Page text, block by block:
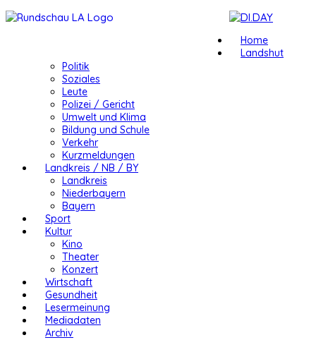
Home
Landshut
Politik
Soziales
Leute
Polizei / Gericht
Umwelt und Klima
Bildung und Schule
Verkehr
Kurzmeldungen
Landkreis / NB / BY
Landkreis
Niederbayern
Bayern
Sport
Kultur
Kino
Theater
Konzert
Wirtschaft
Gesundheit
Lesermeinung
Mediadaten
Archiv